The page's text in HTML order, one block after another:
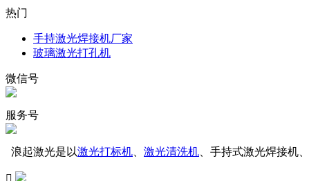
热门
手持激光焊接机厂家
玻璃激光打孔机
微信号
服务号
浪起激光是以激光打标机 激光清洗机 、手持式激光焊接机、
